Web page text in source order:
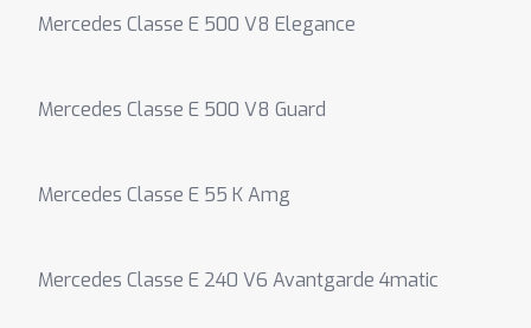
Mercedes Classe E 500 V8 Elegance
Mercedes Classe E 500 V8 Guard
Mercedes Classe E 55 K Amg
Mercedes Classe E 240 V6 Avantgarde 4matic